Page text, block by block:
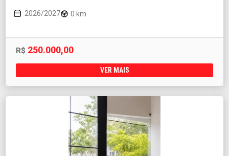
2026/2027 0 km
R$ 250.000,00
VER MAIS